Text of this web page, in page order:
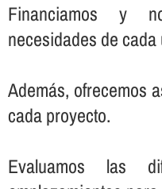
Financiamos y
necesidades de
Además, ofrecemos
cada proyecto.
Evaluamos las